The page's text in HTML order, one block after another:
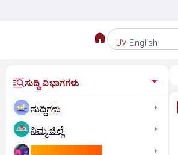
UV English
ಸುದ್ದಿ ವಿಭಾಗಗಳು
ಸುದ್ದಿಗಳು
ನಿಮ್ಮ ಜಿಲ್ಲೆ